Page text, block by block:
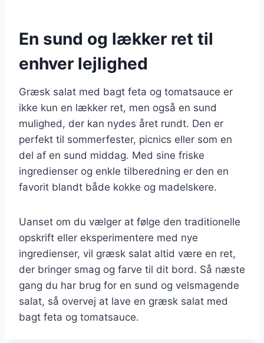
En sund og lækker ret til
enhver lejlighed
Græsk salat med bagt feta og tomatsauce er
ikke kun en lækker ret, men også en sund
mulighed, der kan nydes året rundt. Den er
perfekt til sommerfester, picnics eller som en
del af en sund middag. Med sine friske
ingredienser og enkle tilberedning er den en
favorit blandt både kokke og madelskere.
Uanset om du vælger at følge den traditionelle
opskrift eller eksperimentere med nye
ingredienser, vil græsk salat altid være en ret,
der bringer smag og farve til dit bord. Så næste
gang du har brug for en sund og velsmagende
salat, så overvej at lave en græsk salat med
bagt feta og tomatsauce.